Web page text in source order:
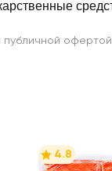
публичной офертой
4.8